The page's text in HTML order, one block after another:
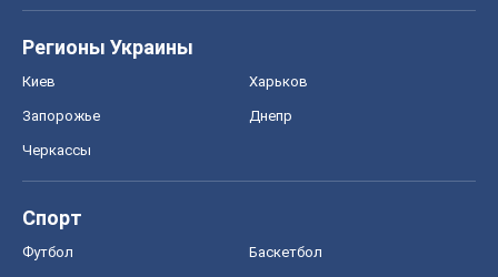
Регионы Украины
Киев Харьков
Запорожье Днепр
Черкассы
Спорт
Футбол Баскетбол